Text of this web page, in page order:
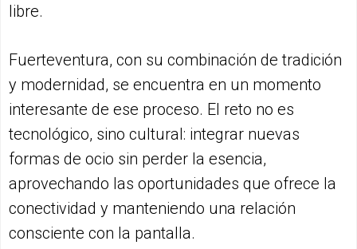
libre.
Fuerteventura, con su combinación de tradición
y modernidad, se encuentra en un momento
interesante de ese proceso. El reto no es
tecnológico, sino cultural: integrar nuevas
formas de ocio sin perder la esencia,
aprovechando las oportunidades que ofrece la
conectividad y manteniendo una relación
consciente con la pantalla.